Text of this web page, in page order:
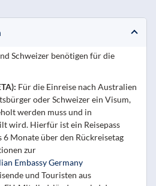
Schweizer benötigen für die
: Für die Einreise nach Australien
oder Schweizer ein Visum,
werden muss und in
wird. Hierfür ist ein Reisepass
Monate über den Rückreisetag
zur
Embassy Germany
und Touristen aus